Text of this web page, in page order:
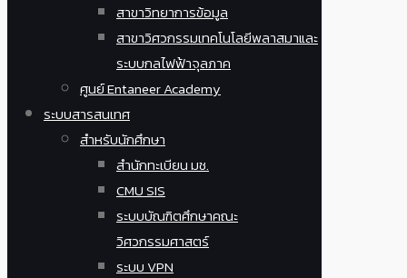
สาขาวิทยาการข้อมูล
สาขาวิศวกรรมเทคโนโลยีพลาสมาและ
ระบบกลไฟฟ้าจุลภาค
ศูนย์ Entaneer Academy
ระบบสารสนเทศ
สำหรับนักศึกษา
สำนักทะเบียน มช.
CMU SIS
ระบบบัณฑิตศึกษาคณะ
วิศวกรรมศาสตร์
ระบบ VPN